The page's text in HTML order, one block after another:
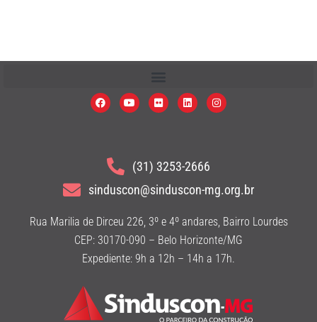
(31) 3253-2666
sinduscon@sinduscon-mg.org.br
Rua Marilia de Dirceu 226, 3º e 4º andares, Bairro Lourdes
CEP: 30170-090 – Belo Horizonte/MG
Expediente: 9h a 12h – 14h a 17h.